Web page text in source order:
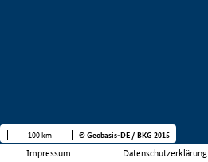
Impressum Datenschutzerklärung
100 km © Geobasis-DE / BKG 2015